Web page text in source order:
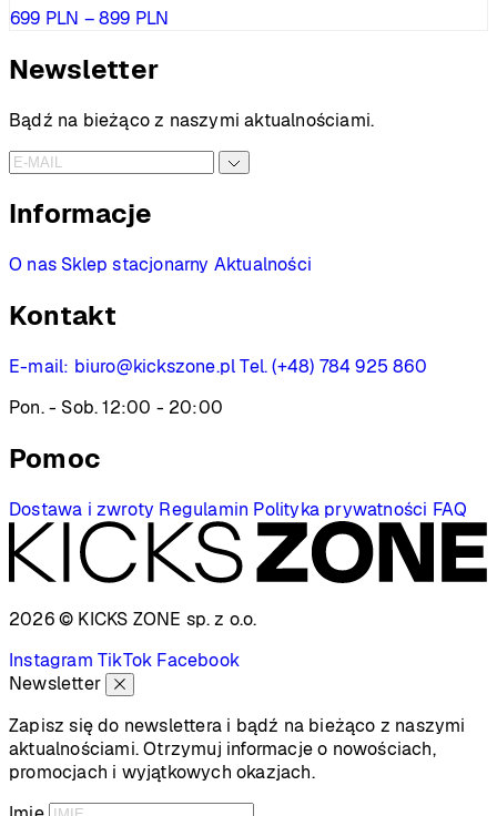
699 PLN – 899 PLN
899 PLN
Newsletter
Bądź na bieżąco z naszymi aktualnościami.
Informacje
O nas Sklep stacjonarny Aktualności
Kontakt
E-mail: biuro@kickszone.pl Tel. (+48) 784 925 860
Pon. - Sob. 12:00 - 20:00
Pomoc
Dostawa i zwroty Regulamin Polityka prywatności FAQ
2026 © KICKS ZONE sp. z o.o.
Instagram TikTok Facebook
Newsletter
Zapisz się do newslettera i bądź na bieżąco z naszymi
aktualnościami. Otrzymuj informacje o nowościach,
promocjach i wyjątkowych okazjach.